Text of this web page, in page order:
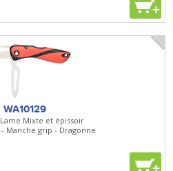
+
WA10129
Mixte et épissoir
Manche grip - Dragonne